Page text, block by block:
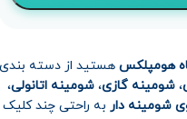
هومپلکسهستید از دسته بندی
، شومینه گازی، شومینه اتانولی،
شومینه داربه راحتی چند کلیک